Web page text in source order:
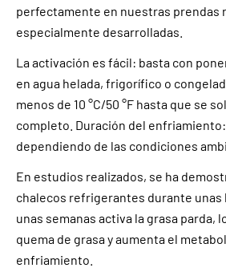
perfectamente en nuestras prendas
especialmente desarrolladas.
La activación es fácil: basta con
en agua helada, frigorífico o
menos de 10 °C/50 °F hasta que se
completo. Duración del
dependiendo de las condiciones
En estudios realizados, se ha
chalecos refrigerantes durante unas
unas semanas activa la grasa parda,
quema de grasa y aumenta el
enfriamiento.